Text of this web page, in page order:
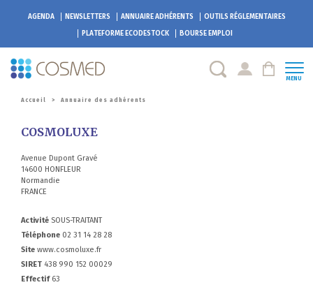
AGENDA NEWSLETTERS ANNUAIRE ADHÉRENTS
OUTILS RÉGLEMENTAIRES
PLATEFORMEECODESTOCK BOURSE EMPLOI
MENU
Accueil > Annuaire des adhérents
COSMOLUXE
Avenue Dupont Gravé
14600 HONFLEUR
Normandie
FRANCE
Activité SOUS-TRAITANT
Téléphone 02 31 14 28 28
Site www.cosmoluxe.fr
SIRET 438 990 152 00029
Effectif63